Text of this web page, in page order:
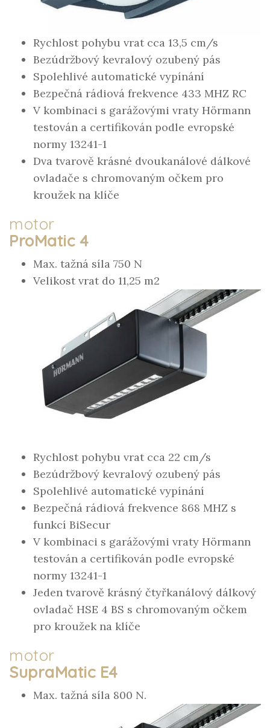
Rychlost pohybu vrat cca 13,5 cm/s
Bezúdržbový kevralový ozubený pás
Spolehlivé automatické vypínání
Bezpečná rádiová frekvence 433 MHZ RC
V kombinaci s garážovými vraty Hörmann
testován a certifikován podle evropské
normy 13241-1
Dva tvarově krásné dvoukanálové dálkové
ovladače s chromovaným očkem pro
kroužek na klíče
motor
ProMatic 4
Max. tažná síla 750 N
Velikost vrat do 11,25 m2
Rychlost pohybu vrat cca 22 cm/s
Bezúdržbový kevralový ozubený pás
Spolehlivé automatické vypínání
Bezpečná rádiová frekvence 868 MHZ s
funkcí BiSecur
V kombinaci s garážovými vraty Hörmann
testován a certifikován podle evropské
normy 13241-1
Jeden tvarově krásný čtyřkanálový dálkový
ovladač HSE 4 BS s chromovaným očkem
pro kroužek na klíče
motor
SupraMatic E4
Max. tažná síla 800 N.